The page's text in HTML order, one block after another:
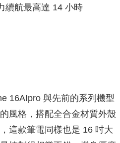
續航最高達 14 小時
16AIpro 與先前的系列機型
風格，搭配全合金材質外殼
這款筆電同樣也是 16 吋大